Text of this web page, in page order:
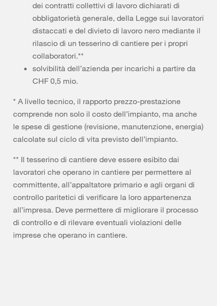
dei contratti collettivi di lavoro dichiarati di
obbligatorietà generale, della Legge sui lavoratori
distaccati e del divieto di lavoro nero mediante il
rilascio di un tesserino di cantiere per i propri
collaboratori.**
solvibilità dell’azienda per incarichi a partire da
CHF 0,5 mio.
* A livello tecnico, il rapporto prezzo-prestazione
comprende non solo il costo dell’impianto, ma anche
le spese di gestione (revisione, manutenzione, energia)
calcolate sul ciclo di vita previsto dell’impianto.
** Il tesserino di cantiere deve essere esibito dai
lavoratori che operano in cantiere per permettere al
committente, all’appaltatore primario e agli organi di
controllo paritetici di verificare la loro appartenenza
all’impresa. Deve permettere di migliorare il processo
di controllo e di rilevare eventuali violazioni delle
imprese che operano in cantiere.